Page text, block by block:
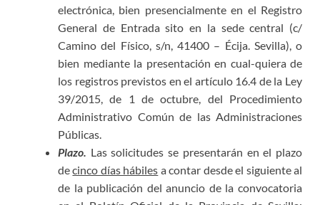
electrónica, bien presencialmente en el Registro
General de Entrada sito en la sede central (c/
Camino del Físico, s/n, 41400 – Écija. Sevilla), o
bien mediante la presentación en cual-quiera de
los registros previstos en el artículo 16.4 de la Ley
39/2015, de 1 de octubre, del Procedimiento
Administrativo Común de las Administraciones
Públicas.
Plazo. Las solicitudes se presentarán en el plazo
decinco días hábiles a contar desde el siguiente al
de la publicación del anuncio de la convocatoria